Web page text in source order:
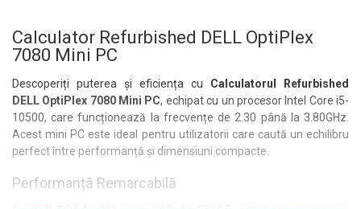
Calculator Refurbished DELL OptiPlex
7080 Mini PC
Descoperiți puterea și eficiența cu Calculatorul Refurbished
DELL OptiPlex 7080 Mini PC, echipat cu un procesor Intel Core i5-
10500, care funcționează la frecvențe de 2.30 până la 3.80GHz.
Acest mini PC este ideal pentru utilizatorii care caută un echilibru
perfect între performanță și dimensiuni compacte.
Performanță Remarcabilă